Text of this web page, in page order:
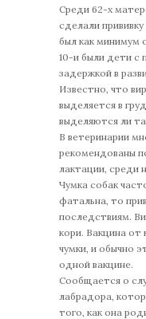
Среди 62-х
сделали
был как минимум
10-и были дети с
задержкой в
Известно, что
выделяется в
выделяются ли
В ветеринарии
рекомендованы
лактации, среди
Чумка собак
фатальна, то
последствиям.
кори. Вакцина
чумки, и обычно
одной вакцине.
Сообщается о
лабрадора,
того, как она